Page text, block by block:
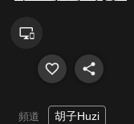
頻道 胡子Huzi